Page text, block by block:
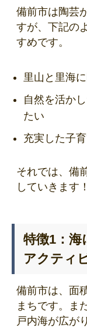
備前市は陶芸
すが、下記の
すめです。
里山と里海
自然を活か
たい
充実した子
それでは、備
していきます！
特徴1：海
アクティ
備前市は、面
まちです。ま
戸内海が広が